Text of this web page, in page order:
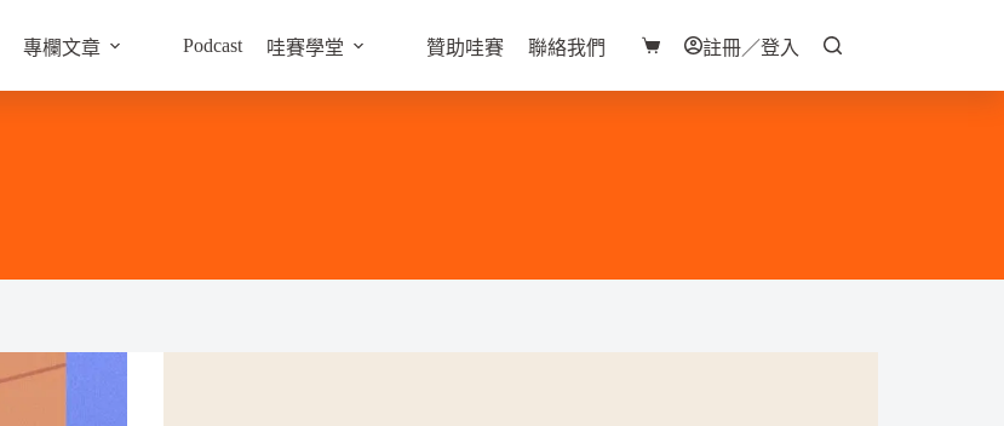
專欄文章 Podcast 哇賽學堂 贊助哇賽 聯絡我們
購
物
註冊／登入